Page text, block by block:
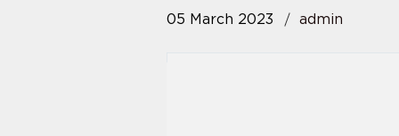
05 March 2023 admin